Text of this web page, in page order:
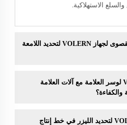
والسلع الاستهلاكية.
ما هي مساحة العلامة القصوى لجهاز VOLERN لتحديد اللامعة
كيف تقارن آلة VOLERN لوسر العلامة مع آلات العلامة
هل يمكن دمج آلة VOLERN لتحديد الليزر في خط إنتاج